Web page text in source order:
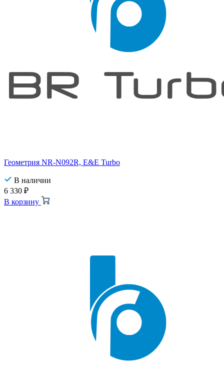
Геометрия NR-N092R, E&E Turbo
В наличии
6 330 ₽
В корзину